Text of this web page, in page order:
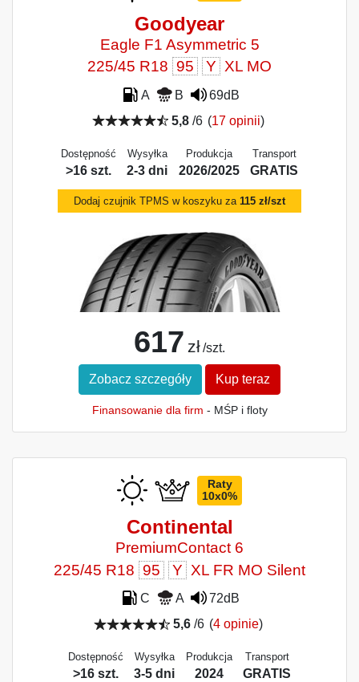
Goodyear
Eagle F1 Asymmetric 5
225/45 R18 95 Y XL MO
A B
69dB
5,8/6 (17 opinii)
Dostępność
>16 szt.
Wysyłka
2-3 dni
Produkcja
2026/2025
Transport
GRATIS
Dodaj czujnik TPMS w koszyku za 115 zł/szt
617 zł /szt.
Zobacz szczegóły Kup teraz
Finansowanie dla firm - MŚP i floty
Raty
10x0%
Continental
PremiumContact 6
225/45 R18 95 Y XL FR MO Silent
C A
72dB
5,6/6 (4 opinie)
Dostępność
>16 szt.
Wysyłka
3-5 dni
Produkcja
2024
Transport
GRATIS